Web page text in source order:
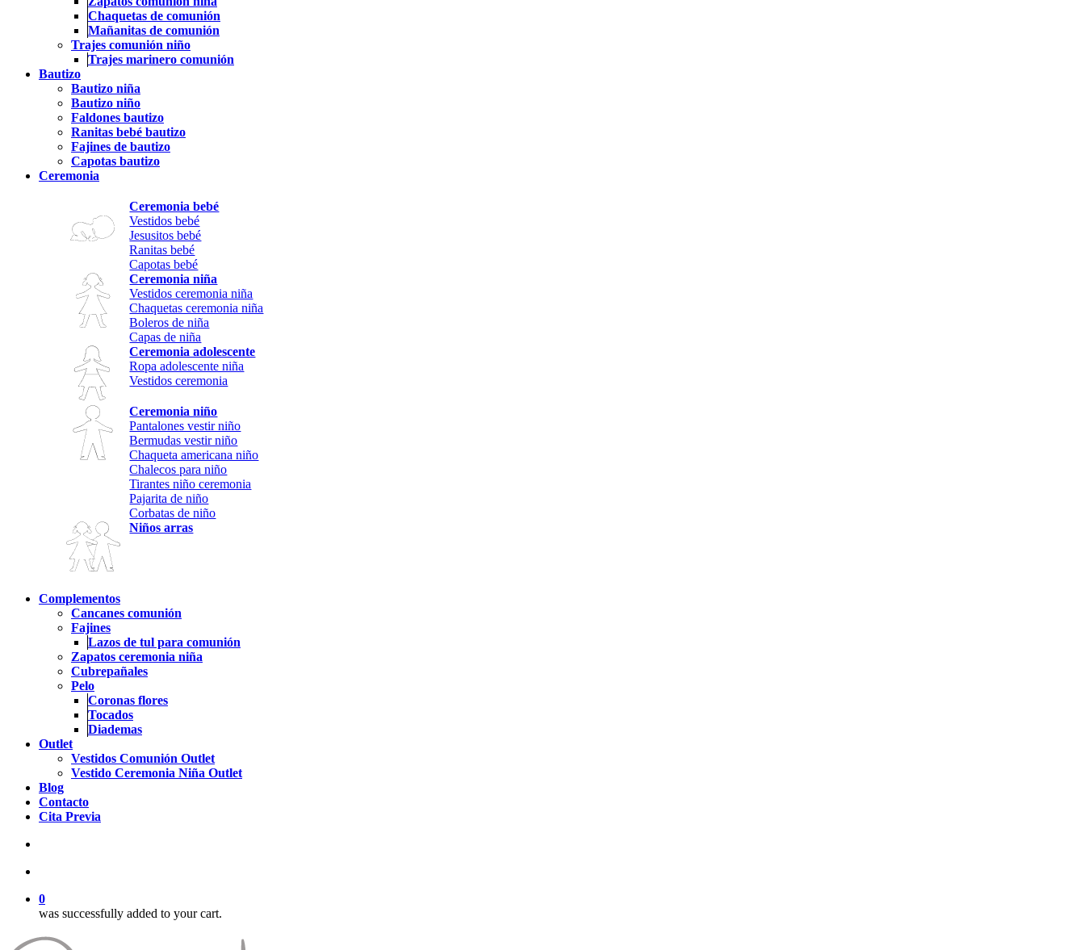
Chaquetas de comunión
Mañanitas de comunión
Trajes comunión niño
Trajes marinero comunión
Bautizo
Bautizo niña
Bautizo niño
Faldones bautizo
Ranitas bebé bautizo
Fajines de bautizo
Capotas bautizo
Ceremonia
Ceremonia bebé
Vestidos bebé
Jesusitos bebé
Ranitas bebé
Capotas bebé
Ceremonia niña
Vestidos ceremonia niña
Chaquetas ceremonia niña
Boleros de niña
Capas de niña
Ceremonia adolescente
Ropa adolescente niña
Vestidos ceremonia
Ceremonia niño
Pantalones vestir niño
Bermudas vestir niño
Chaqueta americana niño
Chalecos para niño
Tirantes niño ceremonia
Pajarita de niño
Corbatas de niño
Niños arras
Complementos
Cancanes comunión
Fajines
Lazos de tul para comunión
Zapatos ceremonia niña
Cubrepañales
Pelo
Coronas flores
Tocados
Diademas
Outlet
Vestidos Comunión Outlet
Vestido Ceremonia Niña Outlet
Blog
Contacto
Cita Previa
0
was successfully added to your cart.